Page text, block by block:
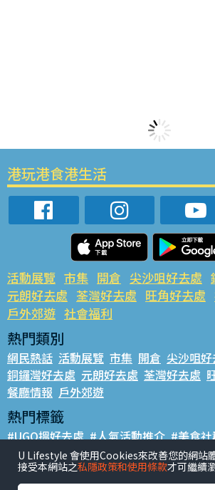
港玩港食港生活
活動展覽 市集 開倉 尖沙咀好去處
元朗好去處 荃灣好去處 旺角好去處
戶外郊遊 社會福利
熱門類別
網民熱話 活動展覽 市集 開倉 尖沙咀
銅鑼灣好去處 元朗好去處 荃灣好去處
餐廳情報 戶外郊遊
熱門標籤
#UGO搵好去處 #人氣活動推介 #美食
#親子玩樂好去處 #ULifestyle應用程式
#UJetso禮物放送 #ULifestyle商戶中心
U Lifestyle 會使用Cookies來改善您的網站
接受本網站之私隱政策和使用條款才可繼續